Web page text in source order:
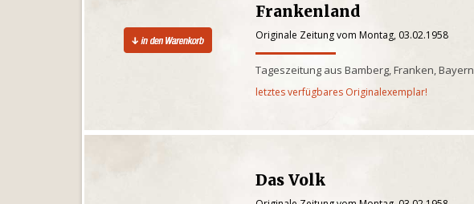
Frankenland
Originale Zeitung vom Montag, 03.02.1958
Tageszeitung aus Bamberg, Franken, Bayern
letztes verfügbares Originalexemplar!
Das Volk